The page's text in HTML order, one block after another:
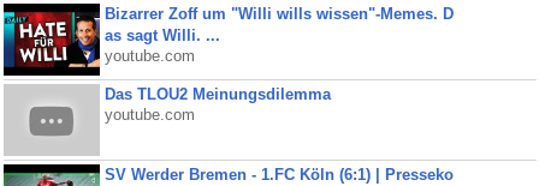
Bizarrer Zoff um "Willi wills wissen"-Memes. D
as sagt Willi. ...
youtube.com
Das TLOU2 Meinungsdilemma
youtube.com
SV Werder Bremen - 1.FC Köln (6:1) | Presseko